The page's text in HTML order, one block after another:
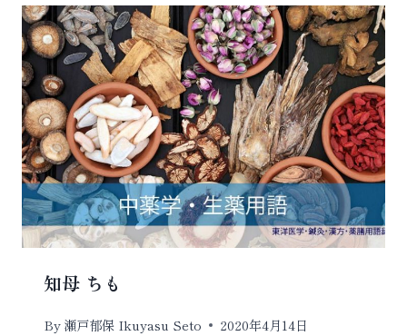
知母 ちも
By瀬戸郁保 Ikuyasu Seto 2020年4月14日